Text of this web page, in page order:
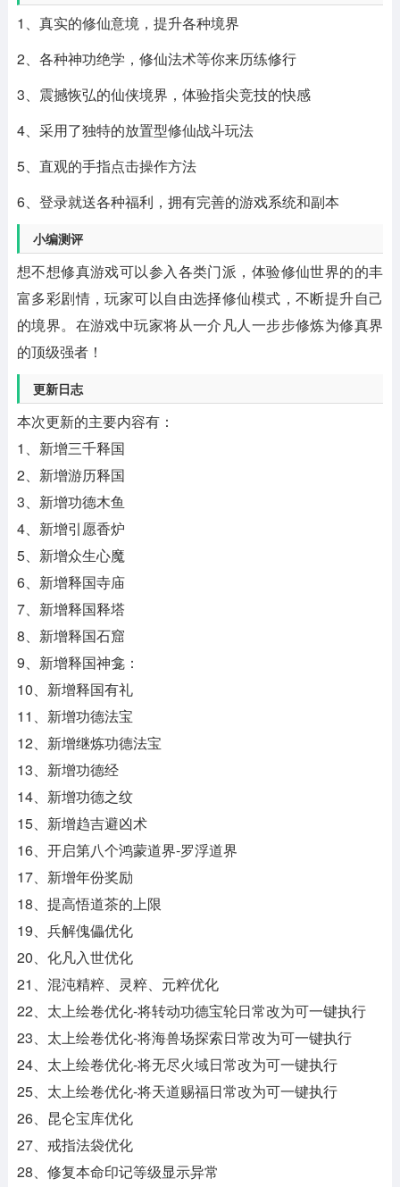
1、真实的修仙意境，提升各种境界
2、各种神功绝学，修仙法术等你来历练修行
3、震撼恢弘的仙侠境界，体验指尖竞技的快感
4、采用了独特的放置型修仙战斗玩法
5、直观的手指点击操作方法
6、登录就送各种福利，拥有完善的游戏系统和副本
小编测评
想不想修真游戏可以参入各类门派，体验修仙世界的的丰
富多彩剧情，玩家可以自由选择修仙模式，不断提升自己
的境界。在游戏中玩家将从一介凡人一步步修炼为修真界
的顶级强者！
更新日志
本次更新的主要内容有：
1、新增三千释国
2、新增游历释国
3、新增功德木鱼
4、新增引愿香炉
5、新增众生心魔
6、新增释国寺庙
7、新增释国释塔
8、新增释国石窟
9、新增释国神龛：
10、新增释国有礼
11、新增功德法宝
12、新增继炼功德法宝
13、新增功德经
14、新增功德之纹
15、新增趋吉避凶术
16、开启第八个鸿蒙道界-罗浮道界
17、新增年份奖励
18、提高悟道茶的上限
19、兵解傀儡优化
20、化凡入世优化
21、混沌精粹、灵粹、元粹优化
22、太上绘卷优化-将转动功德宝轮日常改为可一键执行
23、太上绘卷优化-将海兽场探索日常改为可一键执行
24、太上绘卷优化-将无尽火域日常改为可一键执行
25、太上绘卷优化-将天道赐福日常改为可一键执行
26、昆仑宝库优化
27、戒指法袋优化
28、修复本命印记等级显示异常